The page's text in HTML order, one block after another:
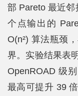
部 Pareto 最近
个点输出的
O(n²) 算法瓶颈
界。实验结果表
OpenROAD 级
最高可提升 39